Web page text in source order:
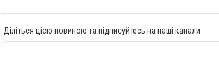
Діліться цією новиною та підписуйтесь на наші канали